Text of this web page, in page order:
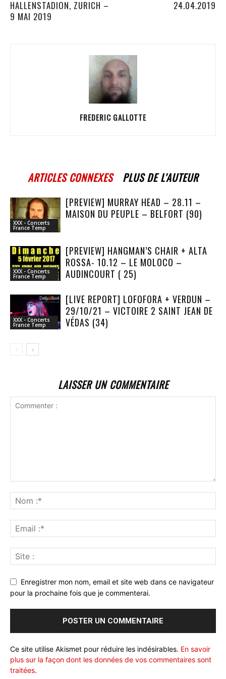
HALLENSTADION, ZURICH –
9 MAI 2019
24.04.2019
FREDERIC GALLOTTE
ARTICLES CONNEXES PLUS DE L'AUTEUR
XXX - Concerts
France Temp
[PREVIEW] MURRAY HEAD – 28.11 –
MAISON DU PEUPLE – BELFORT (90)
XXX - Concerts
France Temp
[PREVIEW] HANGMAN’S CHAIR + ALTA
ROSSA- 10.12 – LE MOLOCO –
AUDINCOURT ( 25)
XXX - Concerts
France Temp
[LIVE REPORT] LOFOFORA + VERDUN –
29/10/21 – VICTOIRE 2 SAINT JEAN DE
VÉDAS (34)
LAISSER UN COMMENTAIRE
Enregistrer mon nom, email et site web dans ce navigateur
pour la prochaine fois que je commenterai.
Ce site utilise Akismet pour réduire les indésirables. En savoir
plus sur la façon dont les données de vos commentaires sont
traitées.